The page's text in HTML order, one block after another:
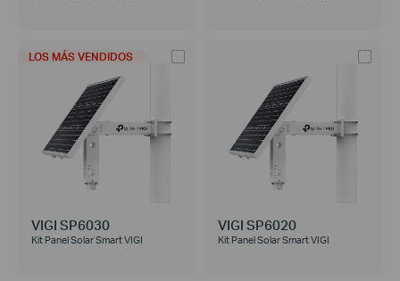
LOS MÁS VENDIDOS
VIGI SP6030
Kit Panel Solar Smart VIGI
VIGI SP6020
Kit Panel Solar Smart VIGI